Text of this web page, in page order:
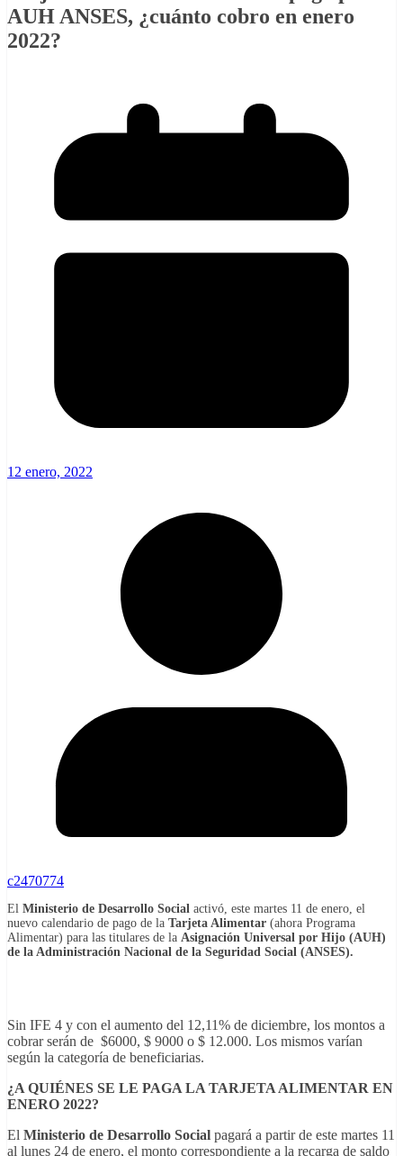
AUH ANSES, ¿cuánto cobro en enero
2022?
12 enero, 2022
c2470774
El Ministerio de Desarrollo Social activó, este martes 11 de enero, el
nuevo calendario de pago de la Tarjeta Alimentar (ahora Programa
Alimentar) para las titulares de la Asignación Universal por Hijo (AUH)
de la Administración Nacional de la Seguridad Social (ANSES).
Sin IFE 4 y con el aumento del 12,11% de diciembre, los montos a
cobrar serán de $6000, $ 9000 o $ 12.000. Los mismos varían
según la categoría de beneficiarias.
¿A QUIÉNES SE LE PAGA LA TARJETA ALIMENTAR EN
ENERO 2022?
El Ministerio de Desarrollo Social pagará a partir de este martes 11
al lunes 24 de enero, el monto correspondiente a la recarga de saldo